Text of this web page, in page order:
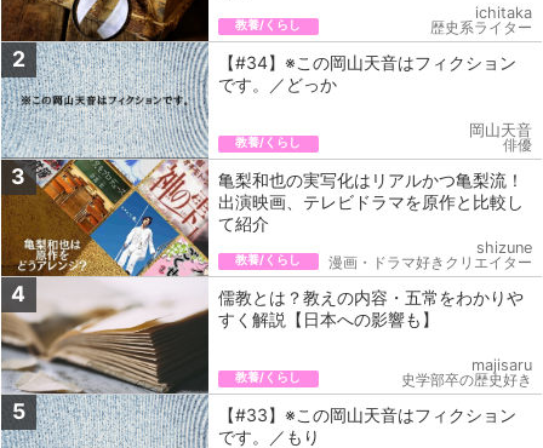
教養/くらし
ichitaka
歴史系ライター
2
【#34】※この岡山天音はフィクション
です。／どっか
教養/くらし
岡山天音
俳優
3
亀梨和也の実写化はリアルかつ亀梨流！
出演映画、テレビドラマを原作と比較し
て紹介
教養/くらし
shizune
漫画・ドラマ好きクリエイター
4
儒教とは？教えの内容・五常をわかりや
すく解説【日本への影響も】
教養/くらし
majisaru
史学部卒の歴史好き
5
【#33】※この岡山天音はフィクション
です。／もり